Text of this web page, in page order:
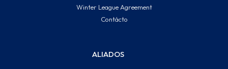
Winter League Agreement
Contácto
ALIADOS